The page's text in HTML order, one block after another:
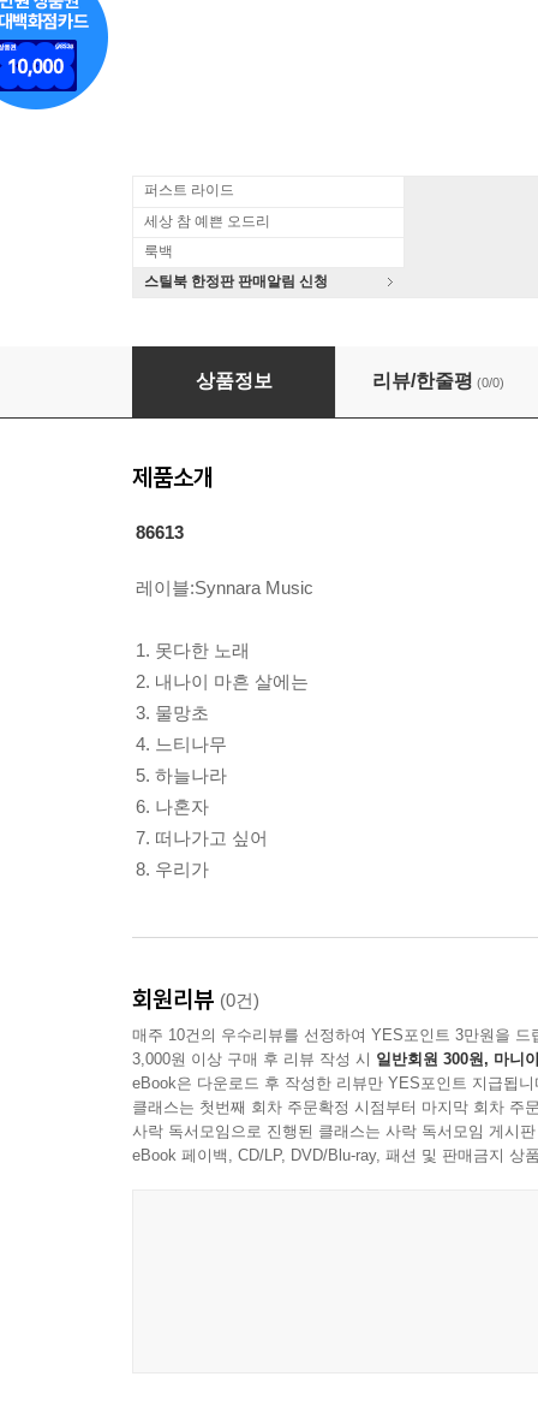
퍼스트 라이드
세상 참 예쁜 오드리
룩백
스틸북 한정판 판매알림 신청
양희은 - 1995 못다한 노래, 내 나이 마흔살에는
상품정보 리뷰/한줄평 (0/0)
제품소개
86613
레이블:Synnara Music
1. 못다한 노래
2. 내나이 마흔 살에는
3. 물망초
4. 느티나무
5. 하늘나라
6. 나혼자
7. 떠나가고 싶어
8. 우리가
회원리뷰 (0건)
매주 10건의 우수리뷰를 선정하여 YES포인트 3만원을 드
3,000원 이상 구매 후 리뷰 작성 시 일반회원 300원, 마니
eBook은 다운로드 후 작성한 리뷰만 YES포인트 지급됩니
클래스는 첫번째 회차 주문확정 시점부터 마지막 회차 주
사락 독서모임으로 진행된 클래스는 사락 독서모임 게시
eBook 페이백, CD/LP, DVD/Blu-ray, 패션 및 판매금지 상